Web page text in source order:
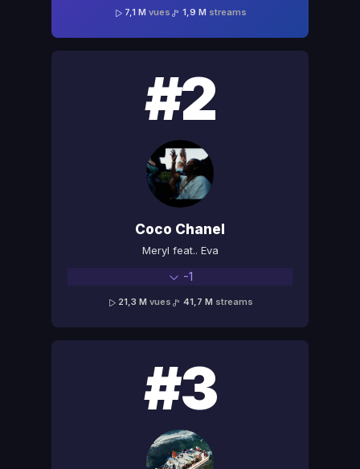
#2
Coco Chanel
Meryl feat.. Eva
-1
21,3 M vues 41,7 M streams
7,1 M vues 1,9 M streams
#3